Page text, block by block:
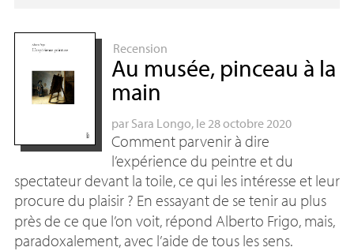
Recension
Au musée, pinceau à la
main
par Sara Longo, le 28 octobre 2020
Comment parvenir à dire
l’expérience du peintre et du
spectateur devant la toile, ce qui les intéresse et leur
procure du plaisir ? En essayant de se tenir au plus
près de ce que l’on voit, répond Alberto Frigo, mais,
paradoxalement, avec l’aide de tous les sens.